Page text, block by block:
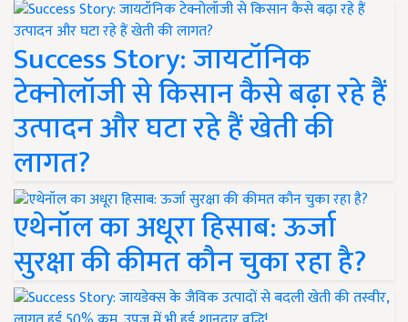
Success Story: जायटॉनिक
टेक्नोलॉजी से किसान कैसे बढ़ा रहे हैं
उत्पादन और घटा रहे हैं खेती की
लागत?
एथेनॉल का अधूरा हिसाब: ऊर्जा
सुरक्षा की कीमत कौन चुका रहा है?